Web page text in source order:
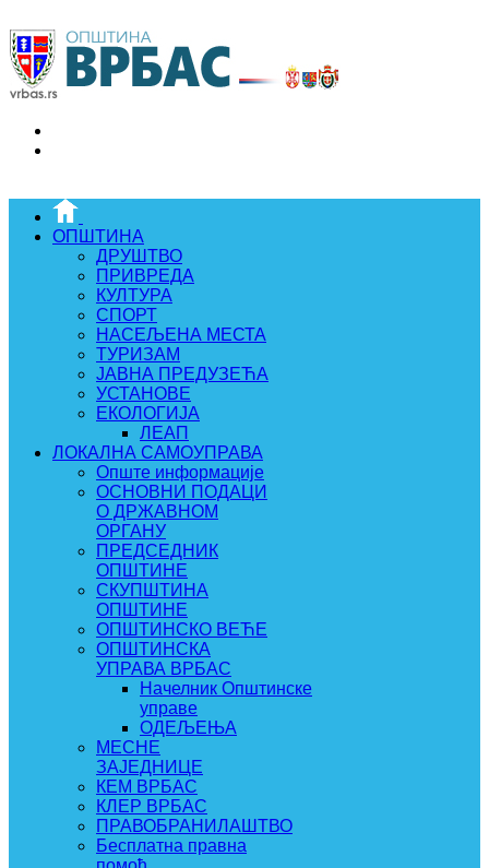
ОПШТИНА
ДРУШТВО
ПРИВРЕДА
КУЛТУРА
СПОРТ
НАСЕЉЕНА МЕСТА
ТУРИЗАМ
ЈАВНА ПРЕДУЗЕЋА
УСТАНОВЕ
ЕКОЛОГИЈА
ЛЕАП
ЛОКАЛНА САМОУПРАВА
Опште информације
ОСНОВНИ ПОДАЦИ
О ДРЖАВНОМ
ОРГАНУ
ПРЕДСЕДНИК
ОПШТИНЕ
СКУПШТИНА
ОПШТИНЕ
ОПШТИНСКО ВЕЋЕ
ОПШТИНСКА
УПРАВА ВРБАС
Начелник Општинске
управе
ОДЕЉЕЊА
МЕСНЕ
ЗАЈЕДНИЦЕ
КЕМ ВРБАС
КЛЕР ВРБАС
ПРАВОБРАНИЛАШТВО
Бесплатна правна